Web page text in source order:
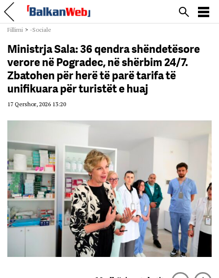
Fillimi > -Sociale
Ministrja Sala: 36 qendra shëndetësore
verore në Pogradec, në shërbim 24/7.
Zbatohen për herë të parë tarifa të
unifikuara për turistët e huaj
17 Qershor, 2026 13:20